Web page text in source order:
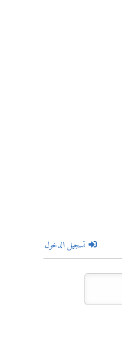
تسجيل الدخول